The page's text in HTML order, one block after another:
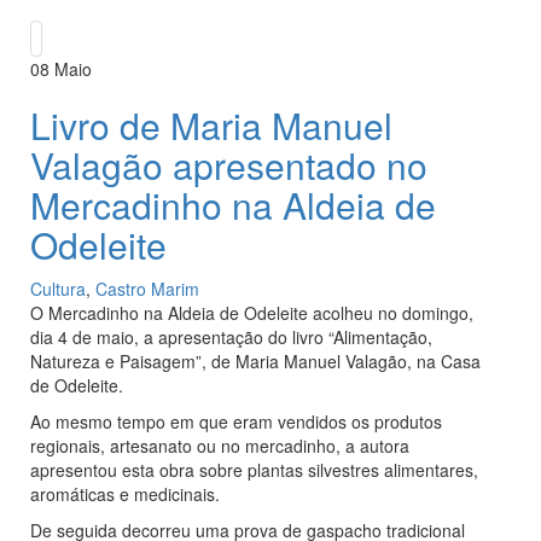
08 Maio
Livro de Maria Manuel
Valagão apresentado no
Mercadinho na Aldeia de
Odeleite
Cultura, Castro Marim
O Mercadinho na Aldeia de Odeleite acolheu no domingo,
dia 4 de maio, a apresentação do livro “Alimentação,
Natureza e Paisagem”, de Maria Manuel Valagão, na Casa
de Odeleite.
Ao mesmo tempo em que eram vendidos os produtos
regionais, artesanato ou no mercadinho, a autora
apresentou esta obra sobre plantas silvestres alimentares,
aromáticas e medicinais.
De seguida decorreu uma prova de gaspacho tradicional